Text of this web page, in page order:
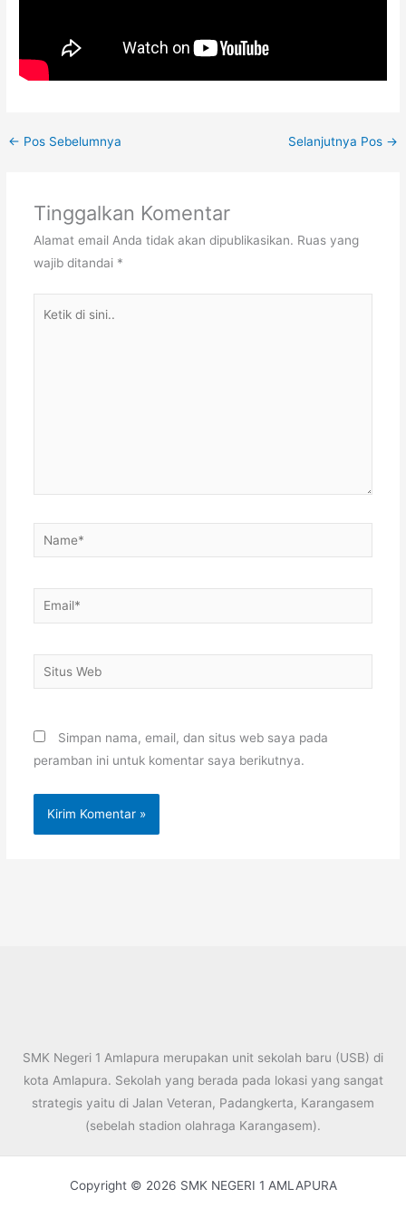
← Pos Sebelumnya Selanjutnya Pos →
Tinggalkan Komentar
Alamat email Anda tidak akan dipublikasikan. Ruas yang
wajib ditandai *
Name*
Email*
Situs
Web
Simpan nama, email, dan situs web saya pada
peramban ini untuk komentar saya berikutnya.
SMK Negeri 1 Amlapura merupakan unit sekolah baru (USB) di
kota Amlapura. Sekolah yang berada pada lokasi yang sangat
strategis yaitu di Jalan Veteran, Padangkerta, Karangasem
(sebelah stadion olahraga Karangasem).
Copyright © 2026 SMK NEGERI 1 AMLAPURA